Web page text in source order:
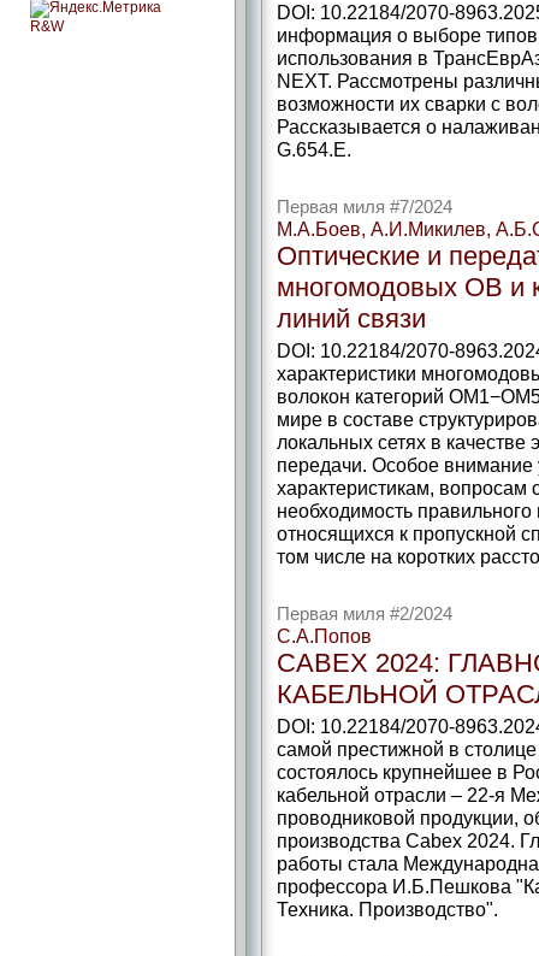
R&W
DOI: 10.22184/2070-
информация о выборе
использования в
NEXT. Рассмотрены
возможности их сварки с
Рассказывается о
G.654.E.
Первая миля #7/2024
М.А.Боев, А.И.Микилев,
Оптические и
многомодовых ОВ и
линий связи
DOI: 10.22184/2070-
характеристики
волокон категорий
мире в составе
локальных сетях в
передачи. Особое внимание
характеристикам, вопросам
необходимость
относящихся к пропускной
том числе на коротких
Первая миля #2/2024
С.А.Попов
CABEX 2024:
КАБЕЛЬНОЙ
DOI: 10.22184/2070-
самой престижной в
состоялось крупнейшее в
кабельной отрасли – 22-я
проводниковой продукции,
производства Cabex 2024.
работы стала
профессора И.Б.Пешкова
Техника. Производство".